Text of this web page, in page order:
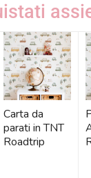
Carta da
parati in TNT
Roadtrip